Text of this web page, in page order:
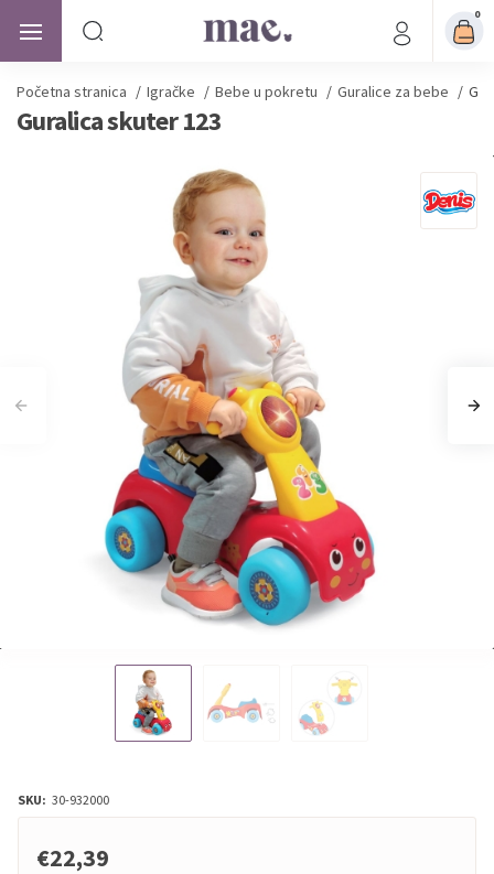
0
Početna stranica / Igračke / Bebe u pokretu / Guralice za bebe /
Guralica skuter 123
SKU: 30-932000
€22,39